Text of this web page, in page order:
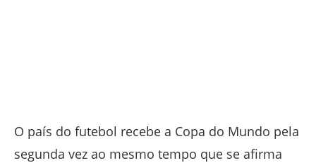
O país do futebol recebe a Copa do Mundo pela
segunda vez ao mesmo tempo que se afirma